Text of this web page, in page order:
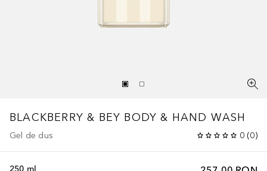
BLACKBERRY & BEY BODY & HAND WASH
Gel de dus 0 (0)
250 ml